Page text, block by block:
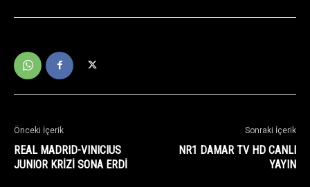
Önceki İçerik
REAL MADRID-VINICIUS
JUNIOR KRİZİ SONA ERDİ
Sonraki İçerik
NR1 DAMAR TV HD CANLI
YAYIN